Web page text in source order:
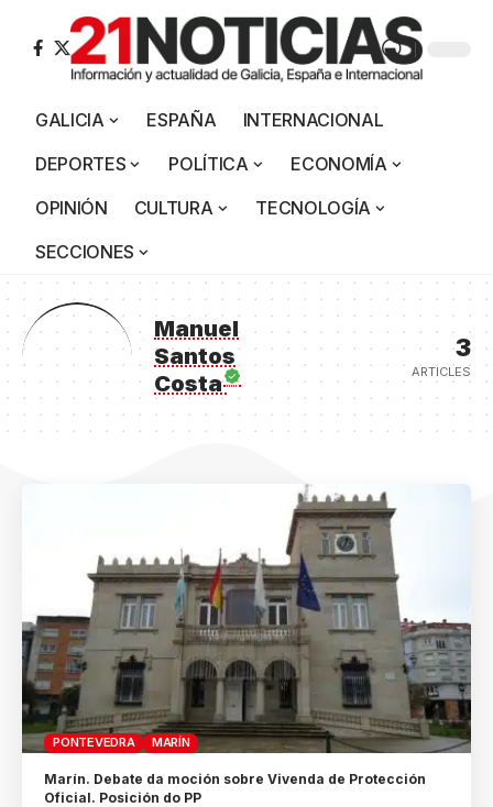
GALICIA ESPAÑA
INTERNACIONAL
DEPORTES
POLÍTICA
ECONOMÍA
OPINIÓN
CULTURA
TECNOLOGÍA
SECCIONES
Manuel
Santos
Costa
3
ARTICLES
PONTEVEDRA MARÍN
Marín. Debate da moción sobre Vivenda de Protección
Oficial. Posición do PP